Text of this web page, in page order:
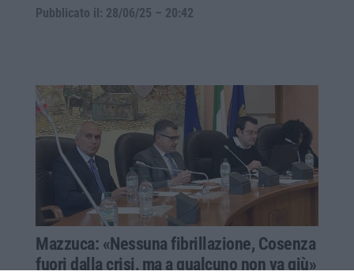
Pubblicato il: 28/06/25 – 20:42
Mazzuca: «Nessuna fibrillazione, Cosenza
fuori dalla crisi, ma a qualcuno non va giù»